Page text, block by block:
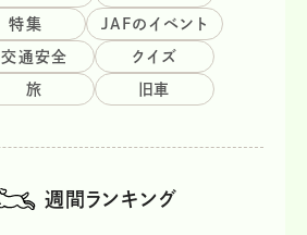
特集 JAFのイベント
交通安全 クイズ
旅 旧車
週間ランキング